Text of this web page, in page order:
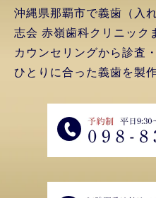
沖縄県那覇市で義歯（入
志会 赤嶺歯科クリニック
カウンセリングから診査
ひとりに合った義歯を製